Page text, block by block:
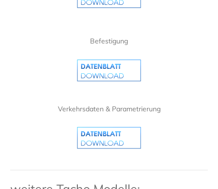
Befestigung
Verkehrsdaten & Parametrierung